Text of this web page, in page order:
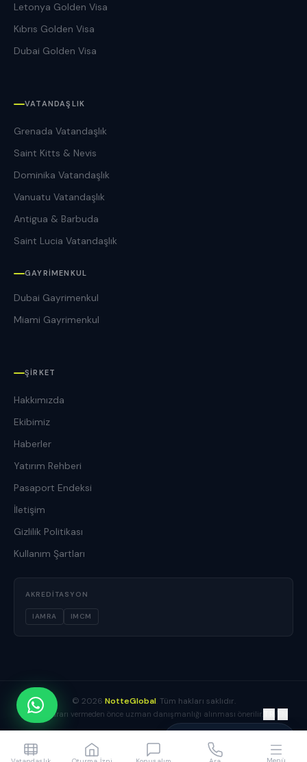
Letonya Golden Visa
Kıbrıs Golden Visa
Dubai Golden Visa
VATANDAŞLIK
Grenada Vatandaşlık
Saint Kitts & Nevis
Dominika Vatandaşlık
Vanuatu Vatandaşlık
Antigua & Barbuda
Saint Lucia Vatandaşlık
GAYRIMENKUL
Dubai Gayrimenkul
Miami Gayrimenkul
ŞIRKET
Hakkımızda
Ekibimiz
Haberler
Yatırım Rehberi
Pasaport Endeksi
İletişim
Gizlilik Politikası
Kullanım Şartları
AKREDITASYON
IAMRA IMCM
© 2026 NotteGlobal. Tüm hakları saklıdır.
Yatırım kararı vermeden önce uzman danışmanlığı alınması önerilir. /EN
Danışmanınız çevrimiçi